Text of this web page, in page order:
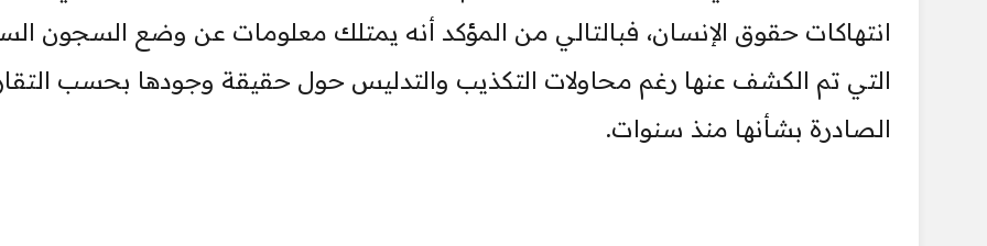
انتهاكات حقوق الإنسان، فبالتالي من المؤكد أنه يمتلك معلومات عن وضع السجون
التي تم الكشف عنها رغم محاولات التكذيب والتدليس حول حقيقة وجودها بحسب
الصادرة بشأنها منذ سنوات.